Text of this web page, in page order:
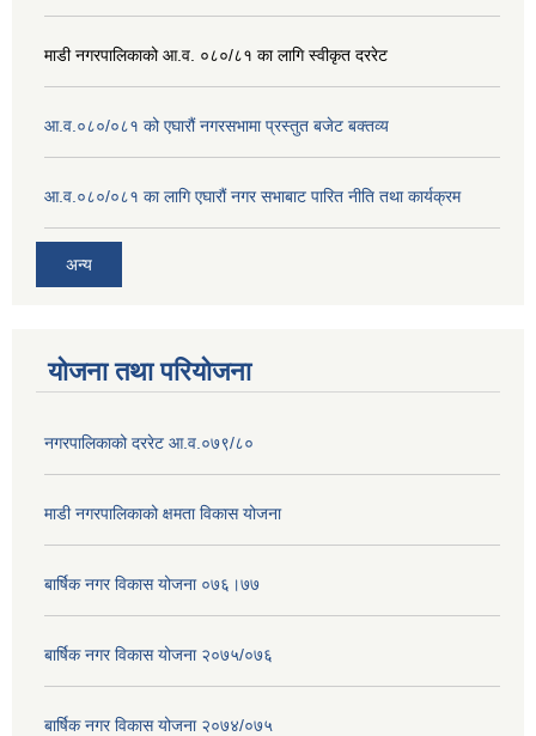
माडी नगरपालिकाको आ.व. ०८०/८१ का लागि स्वीकृत दररेट
आ.व.०८०/०८१ को एघारौं नगरसभामा प्रस्तुत बजेट बक्तव्य
आ.व.०८०/०८१ का लागि एघारौं नगर सभाबाट पारित नीति तथा कार्यक्रम
अन्य
योजना तथा परियोजना
नगरपालिकाको दररेट आ.व.०७९/८०
माडी नगरपालिकाको क्षमता विकास योजना
बार्षिक नगर विकास योजना ०७६।७७
बार्षिक नगर विकास योजना २०७५/०७६
बार्षिक नगर विकास योजना २०७४/०७५